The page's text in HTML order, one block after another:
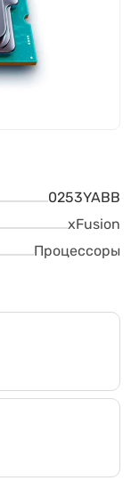
0253YABB
xFusion
Процессоры